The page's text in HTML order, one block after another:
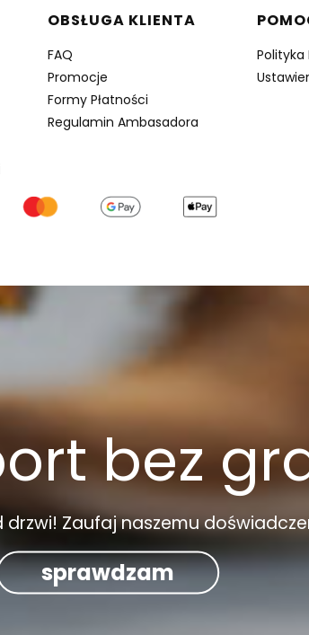
OBSŁUGA KLIENTA
FAQ
Promocje
Formy Płatności
Regulamin Ambasadora
Polityka
bez
drzwi! Zaufaj naszemu
sprawdzam